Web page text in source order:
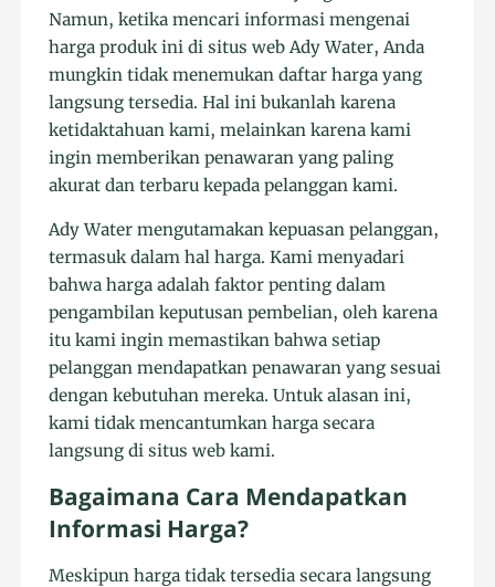
Namun, ketika mencari informasi mengenai
harga produk ini di situs web Ady Water, Anda
mungkin tidak menemukan daftar harga yang
langsung tersedia. Hal ini bukanlah karena
ketidaktahuan kami, melainkan karena kami
ingin memberikan penawaran yang paling
akurat dan terbaru kepada pelanggan kami.
Ady Water mengutamakan kepuasan pelanggan,
termasuk dalam hal harga. Kami menyadari
bahwa harga adalah faktor penting dalam
pengambilan keputusan pembelian, oleh karena
itu kami ingin memastikan bahwa setiap
pelanggan mendapatkan penawaran yang sesuai
dengan kebutuhan mereka. Untuk alasan ini,
kami tidak mencantumkan harga secara
langsung di situs web kami.
Bagaimana Cara Mendapatkan
Informasi Harga?
Meskipun harga tidak tersedia secara langsung